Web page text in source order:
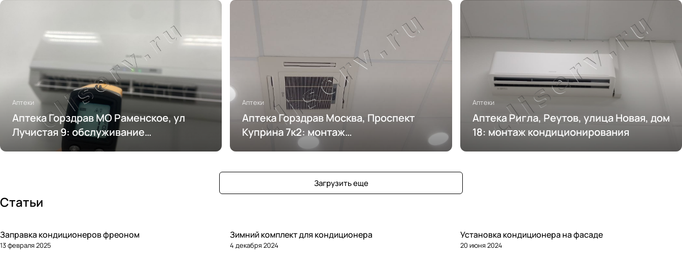
Аптеки
Аптека Горздрав МО Раменское, ул
Лучистая 9: обслуживание
кондиционирования
Аптеки
Аптека Горздрав Москва, Проспект
Куприна 7к2: монтаж
кондиционирования
Аптеки
Аптека Ригла, Реутов, улица Новая, дом
18: монтаж кондиционирования
Загрузить еще
Статьи
Заправка кондиционеров фреоном
13 февраля 2025
Зимний комплект для кондиционера
4 декабря 2024
Установка кондиционера на фасаде
20 июня 2024